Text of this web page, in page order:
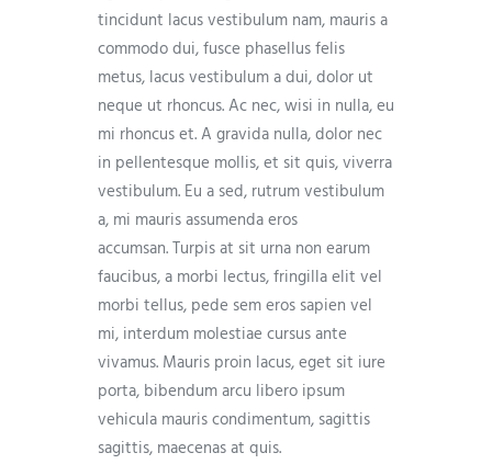
tincidunt lacus vestibulum nam, mauris a
commodo dui, fusce phasellus felis
metus, lacus vestibulum a dui, dolor ut
neque ut rhoncus. Ac nec, wisi in nulla, eu
mi rhoncus et. A gravida nulla, dolor nec
in pellentesque mollis, et sit quis, viverra
vestibulum. Eu a sed, rutrum vestibulum
a, mi mauris assumenda eros
accumsan. Turpis at sit urna non earum
faucibus, a morbi lectus, fringilla elit vel
morbi tellus, pede sem eros sapien vel
mi, interdum molestiae cursus ante
vivamus. Mauris proin lacus, eget sit iure
porta, bibendum arcu libero ipsum
vehicula mauris condimentum, sagittis
sagittis, maecenas at quis.